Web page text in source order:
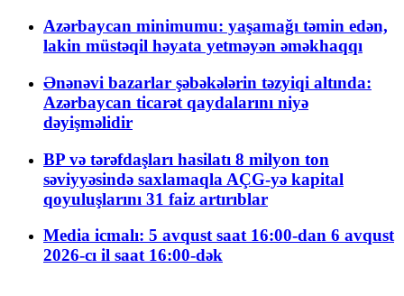
Azərbaycan minimumu: yaşamağı təmin edən,
lakin müstəqil həyata yetməyən əməkhaqqı
Ənənəvi bazarlar şəbəkələrin təzyiqi altında:
Azərbaycan ticarət qaydalarını niyə
dəyişməlidir
BP və tərəfdaşları hasilatı 8 milyon ton
səviyyəsində saxlamaqla AÇG-yə kapital
qoyuluşlarını 31 faiz artırıblar
Media icmalı: 5 avqust saat 16:00-dan 6 avqust
2026-cı il saat 16:00-dək